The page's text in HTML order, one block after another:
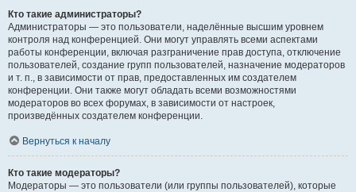
Кто такие администраторы?
Администраторы — это пользователи, наделённые высшим уровнем
контроля над конференцией. Они могут управлять всеми аспектами
работы конференции, включая разграничение прав доступа, отключение
пользователей, создание групп пользователей, назначение модераторов
и т. п., в зависимости от прав, предоставленных им создателем
конференции. Они также могут обладать всеми возможностями
модераторов во всех форумах, в зависимости от настроек,
произведённых создателем конференции.
Вернуться к началу
Кто такие модераторы?
Модераторы — это пользователи (или группы пользователей), которые